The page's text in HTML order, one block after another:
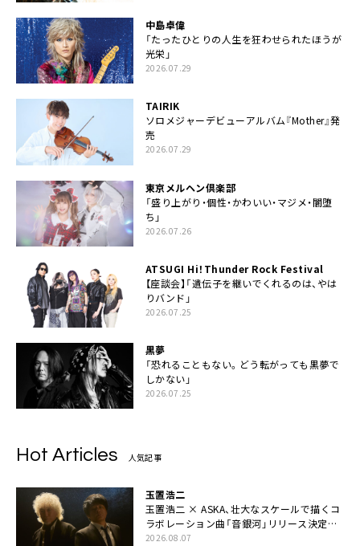
中島卓偉
「たったひとりの人生を狂わせられたほうが
光栄」
2026.07.29
TAIRIK
ソロメジャーデビューアルバム『Mother』発
売
2026.07.29
東京メルヘン倶楽部
「盛り上がり・個性・かわいい・マジメ・闇堕
ち」
2026.07.26
ATSUGI Hi！Thunder Rock Festival
【座談会】「遺伝子を継いでくれるのは、やは
りバンド」
2026.07.25
黒夢
「恐れることもない。どう転がっても黒夢で
しかない」
2026.07.25
Hot Articles 人気記事
玉置浩二
玉置浩二 × ASKA、壮大なスケールで描くコ
ラボレーション曲「音銀河」リリース決定。
カップリングには新曲「命の宿り」収録も
2026.08.07